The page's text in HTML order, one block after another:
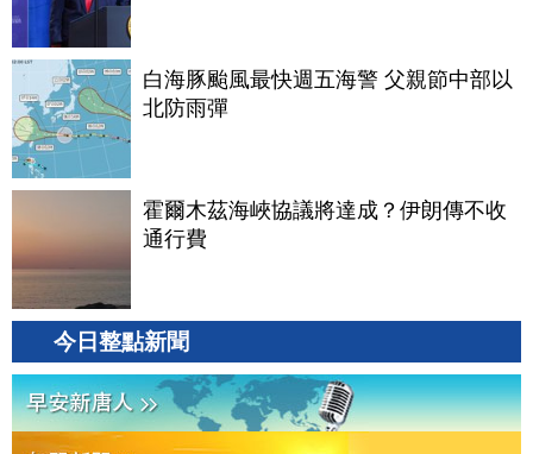
白海豚颱風最快週五海警 父親節中部以
北防雨彈
霍爾木茲海峽協議將達成？伊朗傳不收
通行費
今日整點新聞